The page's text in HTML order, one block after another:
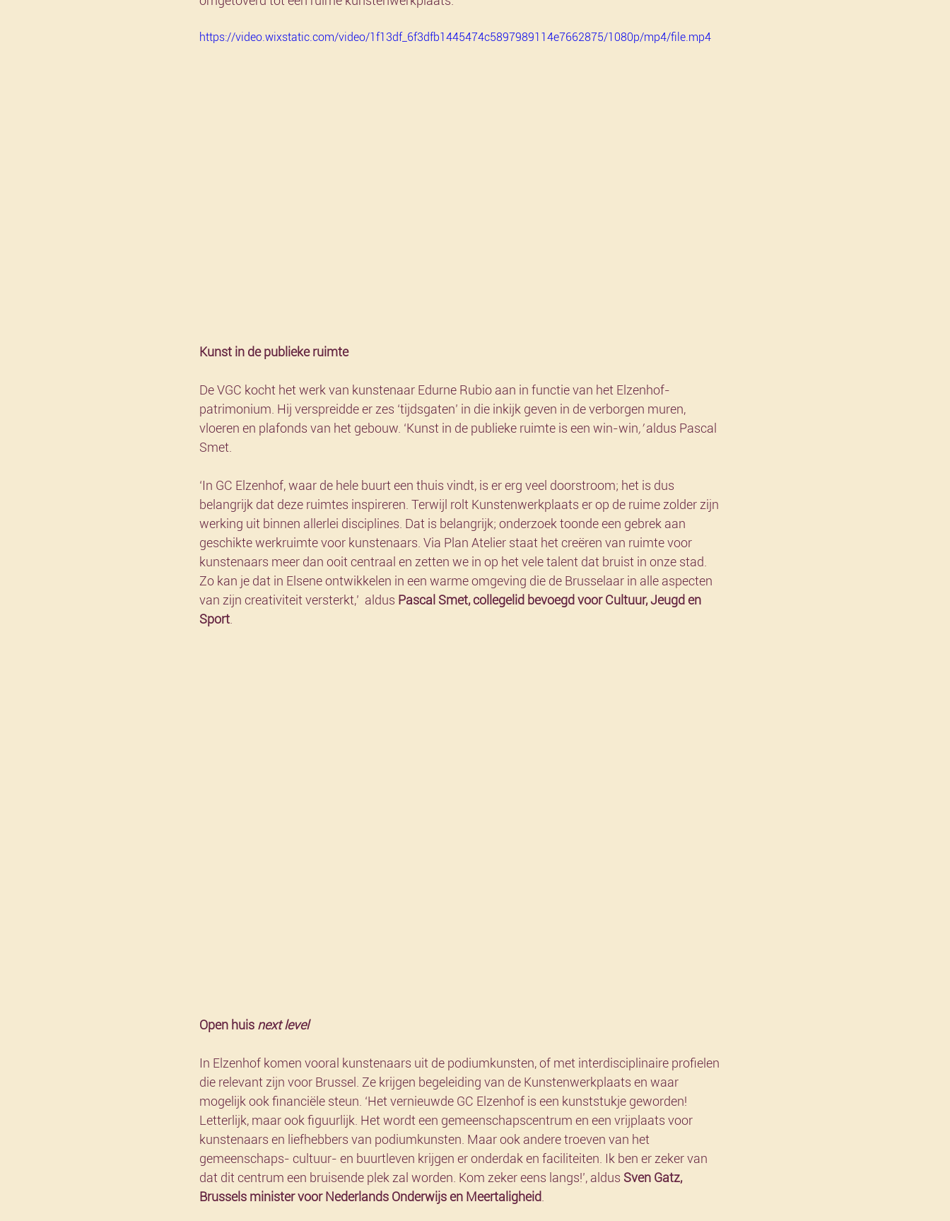
https://video.wixstatic.com/video/1f13df_6f3dfb1445474c5897989114e7662875/1080p/mp4/file.mp4
Kunst in de publieke ruimte
De VGC kocht het werk van kunstenaar Edurne Rubio aan in functie van het Elzenhof-
patrimonium. Hij verspreidde er zes ‘tijdsgaten’ in die inkijk geven in de verborgen muren,
vloeren en plafonds van het gebouw. ‘Kunst in de publieke ruimte is een win-win,’ aldus Pascal
Smet.
‘In GC Elzenhof, waar de hele buurt een thuis vindt, is er erg veel doorstroom; het is dus
belangrijk dat deze ruimtes inspireren. Terwijl rolt Kunstenwerkplaats er op de ruime zolder zijn
werking uit binnen allerlei disciplines. Dat is belangrijk; onderzoek toonde een gebrek aan
geschikte werkruimte voor kunstenaars. Via Plan Atelier staat het creëren van ruimte voor
kunstenaars meer dan ooit centraal en zetten we in op het vele talent dat bruist in onze stad.
Zo kan je dat in Elsene ontwikkelen in een warme omgeving die de Brusselaar in alle aspecten
van zijn creativiteit versterkt,’  aldus Pascal Smet, collegelid bevoegd voor Cultuur, Jeugd en
Sport
Open huis next level
In Elzenhof komen vooral kunstenaars uit de podiumkunsten, of met interdisciplinaire profielen
die relevant zijn voor Brussel. Ze krijgen begeleiding van de Kunstenwerkplaats en waar
mogelijk ook financiële steun. ‘Het vernieuwde GC Elzenhof is een kunststukje geworden!
Letterlijk, maar ook figuurlijk. Het wordt een gemeenschapscentrum en een vrijplaats voor
kunstenaars en liefhebbers van podiumkunsten. Maar ook andere troeven van het
gemeenschaps- cultuur- en buurtleven krijgen er onderdak en faciliteiten. Ik ben er zeker van
dat dit centrum een bruisende plek zal worden. Kom zeker eens langs!’, aldus Sven Gatz,
Brussels minister voor Nederlands Onderwijs en Meertaligheid.